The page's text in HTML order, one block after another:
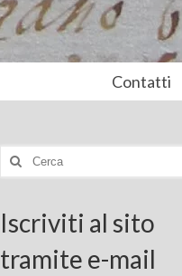
Contatti
Cerca:
Iscriviti al sito
tramite e-mail